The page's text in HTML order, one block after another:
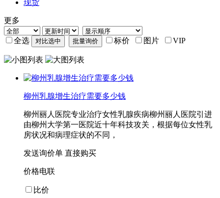
现货
更多
全选 标价 图片 VIP
柳州乳腺增生治疗需要多少钱
柳州丽人医院专业治疗女性乳腺疾病柳州丽人医院引进
由柳州大学第一医院近十年科技攻关，根据每位女性乳
房状况和病理症状的不同，
发送询价单 直接购买
价格电联
比价